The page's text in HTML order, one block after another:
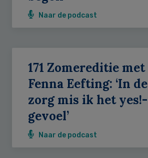
Naar de podcast
171 Zomereditie met
Fenna Eefting: ‘In de
zorg mis ik het yes!-
gevoel’
Naar de podcast